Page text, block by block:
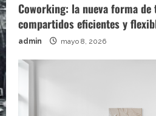
Coworking: la nueva forma
compartidos eficientes y
admin mayo 8, 2026